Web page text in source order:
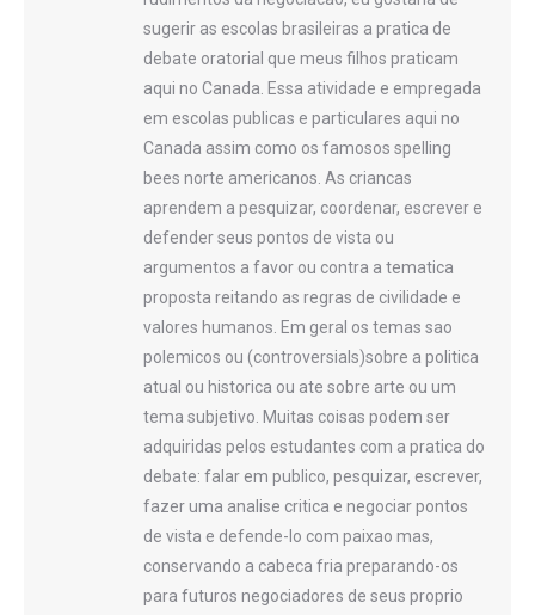
sugerir as escolas brasileiras a pratica de
debate oratorial que meus filhos praticam
aqui no Canada. Essa atividade e empregada
em escolas publicas e particulares aqui no
Canada assim como os famosos spelling
bees norte americanos. As criancas
aprendem a pesquizar, coordenar, escrever e
defender seus pontos de vista ou
argumentos a favor ou contra a tematica
proposta reitando as regras de civilidade e
valores humanos. Em geral os temas sao
polemicos ou (controversials)sobre a politica
atual ou historica ou ate sobre arte ou um
tema subjetivo. Muitas coisas podem ser
adquiridas pelos estudantes com a pratica do
debate: falar em publico, pesquizar, escrever,
fazer uma analise critica e negociar pontos
de vista e defende-lo com paixao mas,
conservando a cabeca fria preparando-os
para futuros negociadores de seus proprio